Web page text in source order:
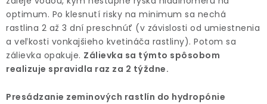
NOVINKY
TEDE
SUBSTRÁTY A HNOJIVÁ
optimum. Po klesnutí risky na minimum sa nechá
rastlina 2 až 3 dní preschnúť (v závislosti od umiestnenia
a veľkosti vonkajšieho kvetináča rastliny). Potom sa
zálievka opakuje. Zálievka sa týmto spôsobom
realizuje spravidla raz za 2 týždne.
Presádzanie zeminových rastlín do hydropónie